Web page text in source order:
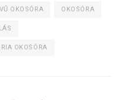
OKOSÓRA OKOSÓRA
OKOSÓRA